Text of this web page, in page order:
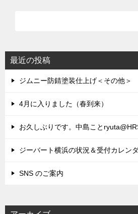
シ
ョ
最近の投稿
ジムニー防錆塗装仕上げ＜その他＞
4月に入りました（春到来）
お久しぶりです。中島こと
ジーバート横浜の状況＆受付カレン
SNS のご案内